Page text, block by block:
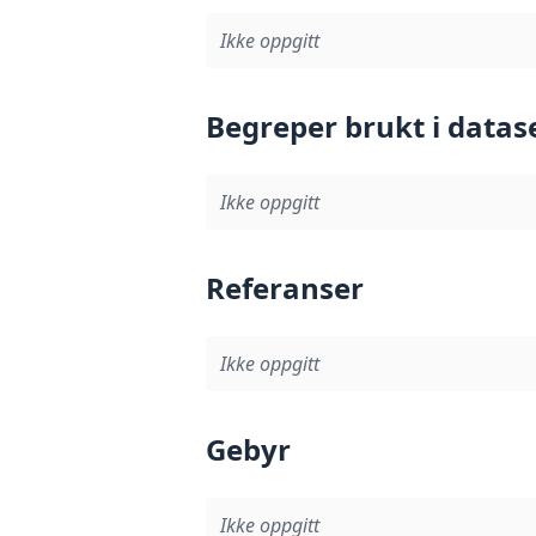
Ikke oppgitt
Begreper brukt i
Ikke oppgitt
Referanser
Ikke oppgitt
Gebyr
Ikke oppgitt